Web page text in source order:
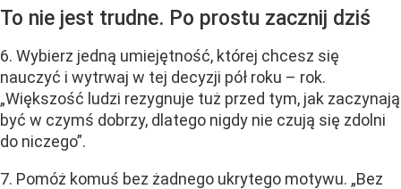
To nie jest trudne. Po prostu zacznij dziś
6. Wybierz jedną umiejętność, której chcesz się
nauczyć i wytrwaj w tej decyzji pół roku – rok.
„Większość ludzi rezygnuje tuż przed tym, jak zaczynają
być w czymś dobrzy, dlatego nigdy nie czują się zdolni
do niczego”.
7. Pomóż komuś bez żadnego ukrytego motywu. „Bez